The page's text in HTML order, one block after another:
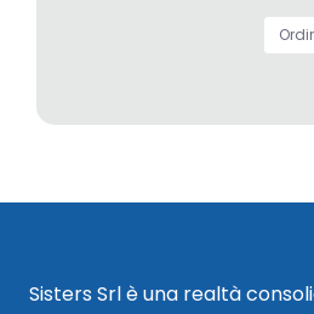
Sisters Srl è una realtà